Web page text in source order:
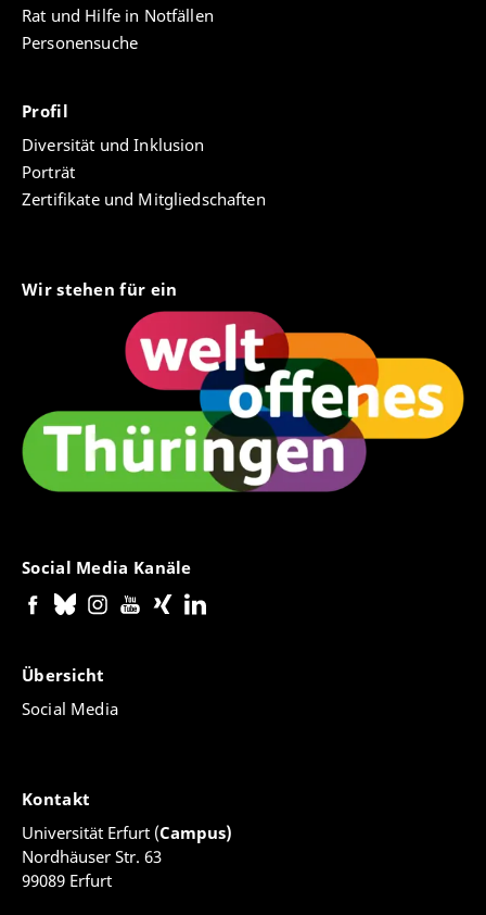
Rat und Hilfe in Notfällen
Personensuche
Profil
Diversität und Inklusion
Porträt
Zertifikate und Mitgliedschaften
Wir stehen für ein
Social Media Kanäle
Übersicht
Social Media
Kontakt
Universität Erfurt (Campus)
Nordhäuser Str. 63
99089 Erfurt